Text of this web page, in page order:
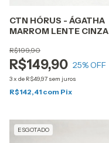
CTN HÓRUS - ÁGATHA
MARROM LENTE CINZA
R$149,90
R$199,90
25% OFF
3x de R$49,97 sem juros
R$142,41 com Pix
ESGOTADO